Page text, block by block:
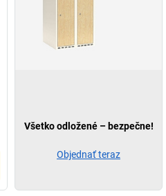
Všetko odložené – bezpečne!
Objednať teraz